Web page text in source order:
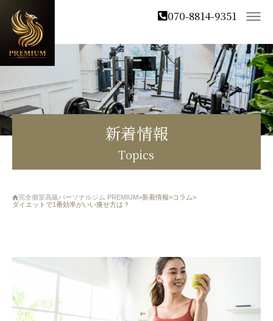
070-8814-9351
新着情報
Topics
完全個室高級パーソナルジム PREMIUM>新着情報>コラム>
ダイエットで1番効率がいい痩せ方は？